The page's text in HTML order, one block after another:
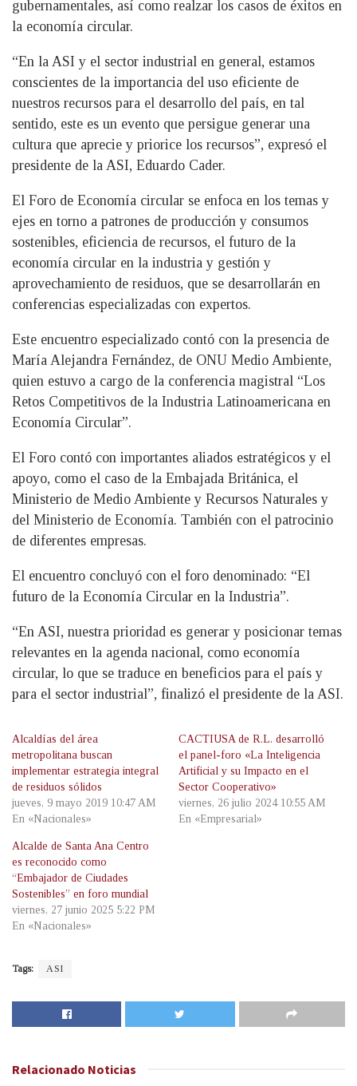
gubernamentales, así como realzar los casos de éxitos en
la economía circular.
“En la ASI y el sector industrial en general, estamos
conscientes de la importancia del uso eficiente de
nuestros recursos para el desarrollo del país, en tal
sentido, este es un evento que persigue generar una
cultura que aprecie y priorice los recursos”, expresó el
presidente de la ASI, Eduardo Cader.
El Foro de Economía circular se enfoca en los temas y
ejes en torno a patrones de producción y consumos
sostenibles, eficiencia de recursos, el futuro de la
economía circular en la industria y gestión y
aprovechamiento de residuos, que se desarrollarán en
conferencias especializadas con expertos.
Este encuentro especializado contó con la presencia de
María Alejandra Fernández, de ONU Medio Ambiente,
quien estuvo a cargo de la conferencia magistral “Los
Retos Competitivos de la Industria Latinoamericana en
Economía Circular”.
El Foro contó con importantes aliados estratégicos y el
apoyo, como el caso de la Embajada Británica, el
Ministerio de Medio Ambiente y Recursos Naturales y
del Ministerio de Economía. También con el patrocinio
de diferentes empresas.
El encuentro concluyó con el foro denominado: “El
futuro de la Economía Circular en la Industria”.
“En ASI, nuestra prioridad es generar y posicionar temas
relevantes en la agenda nacional, como economía
circular, lo que se traduce en beneficios para el país y
para el sector industrial”, finalizó el presidente de la ASI.
Alcaldías del área
metropolitana buscan
implementar estrategia integral
de residuos sólidos
jueves, 9 mayo 2019 10:47 AM
En «Nacionales»
CACTIUSA de R.L. desarrolló
el panel-foro «La Inteligencia
Artificial y su Impacto en el
Sector Cooperativo»
viernes, 26 julio 2024 10:55 AM
En «Empresarial»
Alcalde de Santa Ana Centro
es reconocido como
“Embajador de Ciudades
Sostenibles” en foro mundial
viernes, 27 junio 2025 5:22 PM
En «Nacionales»
Tags: ASI
Relacionado Noticias